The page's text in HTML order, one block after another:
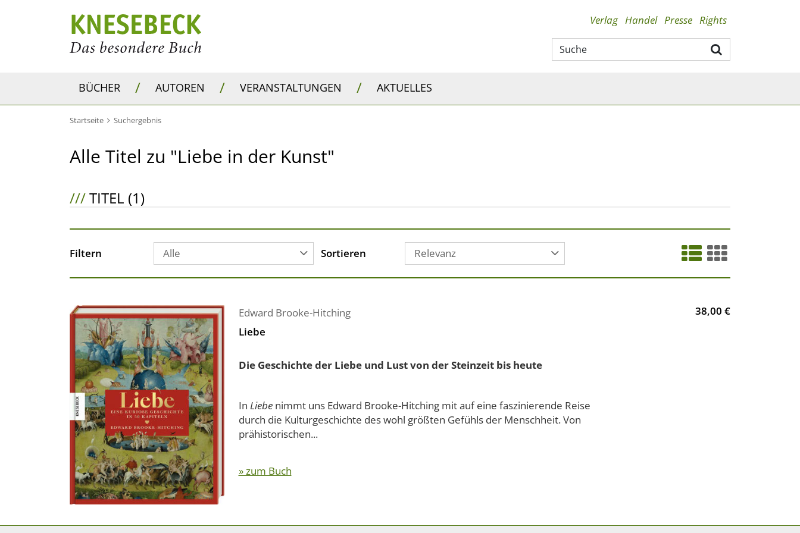
Verlag Handel Presse Rights
BÜCHER / AUTOREN / VERANSTALTUNGEN / AKTUELLES
Startseite Suchergebnis
Alle Titel zu "Liebe in der Kunst"
///TITEL (1)
Filtern Alle Sortieren Relevanz
Edward Brooke-Hitching
Liebe
Die Geschichte der Liebe und Lust von der Steinzeit bis heute
In Liebenimmt uns Edward Brooke-Hitching mit auf eine faszinierende Reise
durch die Kulturgeschichte des wohl größten Gefühls der Menschheit. Von
prähistorischen...
» zum Buch
38,00 €